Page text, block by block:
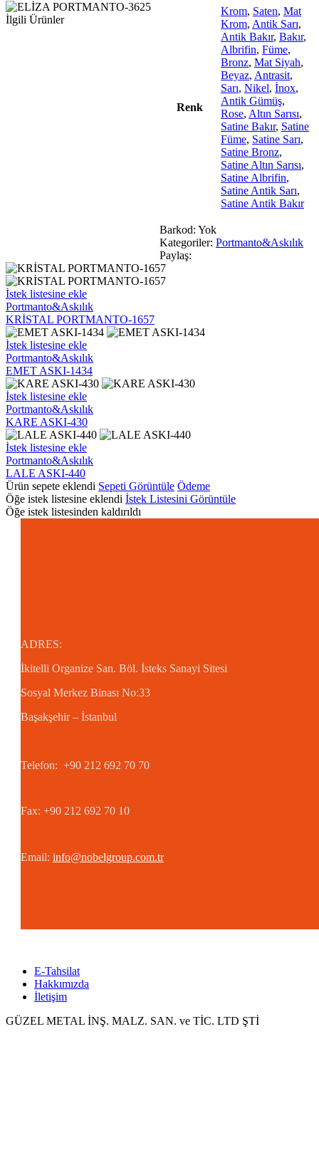
Renk
Krom, Saten, Mat
Krom, Antik Sarı,
Antik Bakır, Bakır,
Albrifin, Füme,
Bronz, Mat Siyah,
Beyaz, Antrasit,
Sarı, Nikel, İnox,
Antik Gümüş,
Rose, Altın Sarısı,
Satine Bakır, Satine
Füme, Satine Sarı,
Satine Bronz,
Satine Altın Sarısı,
Satine Albrifin,
Satine Antik Sarı,
Satine Antik Bakır
Barkod: Yok
Kategoriler: Portmanto&Askılık
Paylaş:
İlgili Ürünler
KRİSTAL
PORTMANTO-
1657
İstek listesine ekle
Portmanto&Askılık
KRİSTAL PORTMANTO-1657
EMET
ASKI-
1434
İstek listesine ekle
Portmanto&Askılık
EMET ASKI-1434
KARE
ASKI-
430
İstek listesine ekle
Portmanto&Askılık
KARE ASKI-430
LALE
ASKI-
440
İstek listesine ekle
Portmanto&Askılık
LALE ASKI-440
Ürün sepete eklendi Sepeti Görüntüle Ödeme
Öğe istek listesine eklendi İstek Listesini Görüntüle
Öğe istek listesinden kaldırıldı
ADRES:
İkitelli Organize San. Böl. İsteks Sanayi Sitesi
Sosyal Merkez Binası No:33
Başakşehir – İstanbul
Telefon: +90 212 692 70 70
Fax: +90 212 692 70 10
Email: info@nobelgroup.com.tr
E-Tahsilat
Hakkımızda
İletişim
GÜZEL METAL İNŞ. MALZ. SAN. ve TİC. LTD ŞTİ